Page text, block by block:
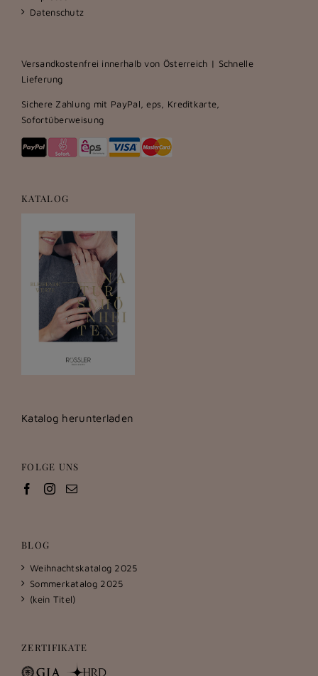
Datenschutz
Versandkostenfrei innerhalb von Österreich | Schnelle
Lieferung
Sichere Zahlung mit PayPal, eps, Kreditkarte,
Sofortüberweisung
KATALOG
Katalog herunterladen
FOLGE UNS
BLOG
Weihnachtskatalog 2025
Sommerkatalog 2025
(kein Titel)
ZERTIFIKATE